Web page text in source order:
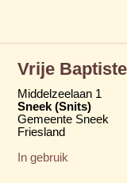
Vrije
Middelzeelaan 1
Sneek (Snits)
Gemeente Sneek
Friesland
In gebruik